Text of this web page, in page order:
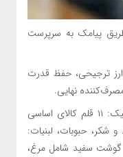
پیامک به سرپرست
ترجیحی، حفظ قدرت
نهایی.
اقلام اساسی مشمول طرح کالابرگ الکترونیک: ۱۱ قلم کالای اساسی
و شکر، حبوبات، لبنیات:
گوشت سفید شامل مرغ،